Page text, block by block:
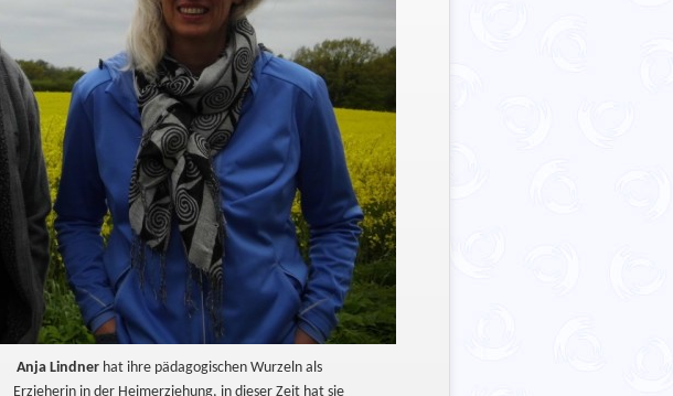
Anja Lindner hat ihre pädagogischen Wurzeln als
Erzieherin in der Heimerziehung, in dieser Zeit hat sie